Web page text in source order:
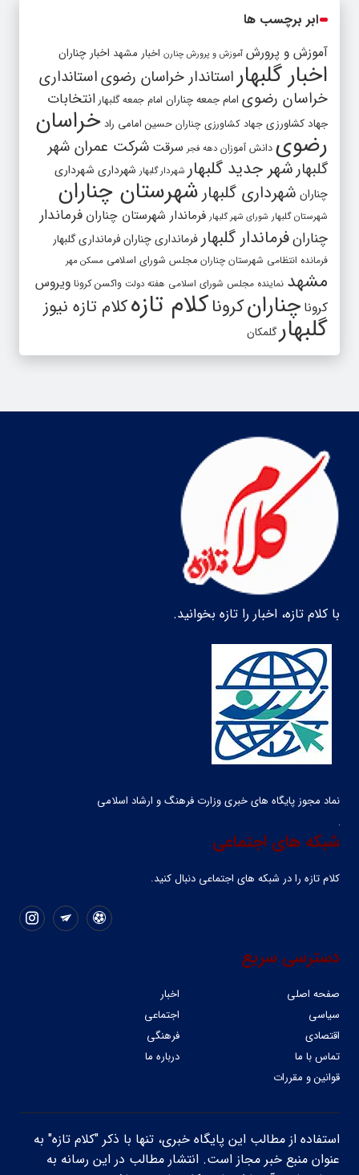
ابر برچسب ها
آموزش و پرورش آموزش و پرورش چنارن اخبار مشهد اخبار چناران
اخبار گلبهاراستاندار خراسان رضویاستانداری
خراسان رضوی امام جمعه چناران امام جمعه گلبهار انتخابات
جهاد کشاورزی جهاد کشاورزی چناران حسین امامی راد خراسان
رضوی دانش آموزان دهه فجر سرقت شرکت عمران شهر
گلبهارشهر جدید گلبهار شهردار گلبهار شهرداری شهرداری
چناران شهرداری گلبهارشهرستان چناران
شهرستان گلبهار شورای شهر گلبهار فرماندار شهرستان چناران فرماندار
چنارانفرماندار گلبهارفرمانداری چنارانفرمانداری گلبهار
فرمانده انتظامی شهرستان چناران مجلس شورای اسلامی مسکن مهر
مشهد نماینده مجلس شورای اسلامی هفته دولت واکسن کرونا ویروس
کرونا چنارانکروناکلام تازهکلام تازه نیوز
گلبهارگلمکان
با کلام تازه، اخبار را تازه بخوانید.
نماد مجوز پایگاه های خبری وزارت فرهنگ و ارشاد اسلامی
شبکه های اجتماعی
کلام تازه را در شبکه ‌های اجتماعی دنبال کنید.
دسترسی سریع
صفحه اصلی
اخبار
سیاسی
اجتماعی
اقتصادی
فرهنگی
تماس با ما
درباره ما
قوانین و مقررات
استفاده از مطالب این پایگاه خبری، تنها با ذکر "کلام تازه" به
عنوان منبع خبر مجاز است. انتشار مطالب در این رسانه به